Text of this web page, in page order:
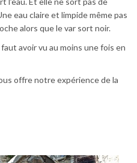
eau claire et limpide même pas
alors que le var sort noir.
avoir vu au moins une fois en
offre notre expérience de la